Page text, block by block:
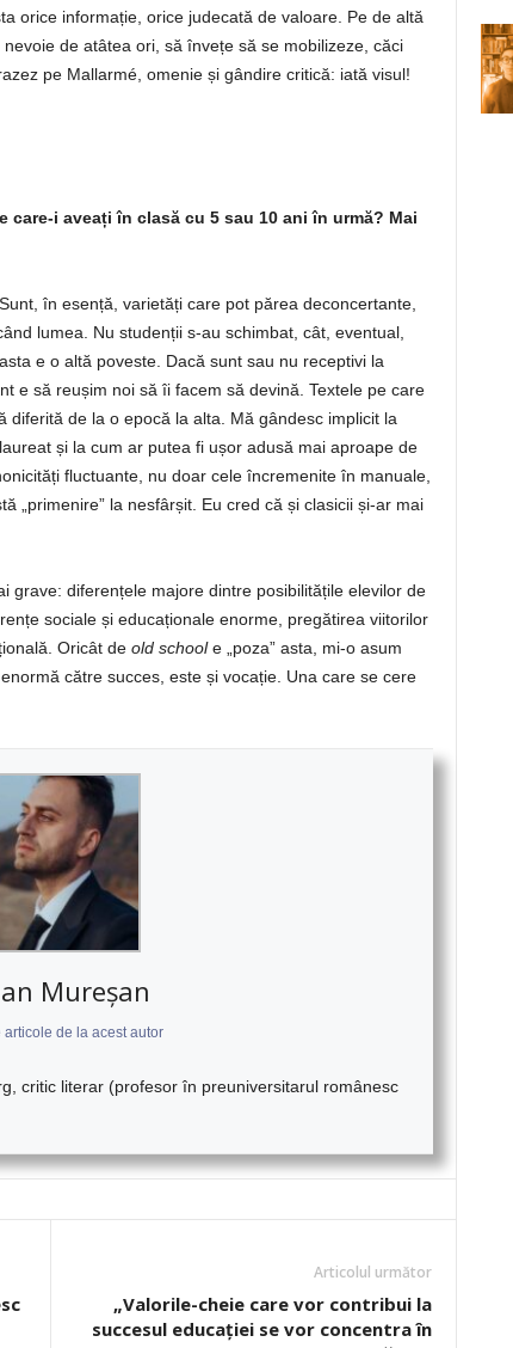
orice informație, orice judecată de valoare. Pe de altă
de atâtea ori, să învețe să se mobilizeze, căci
pe Mallarmé, omenie și gândire critică: iată visul!
i aveați în clasă cu 5 sau 10 ani în urmă? Mai
în esență, varietăți care pot părea deconcertante,
lumea. Nu studenții s-au schimbat, cât, eventual,
e o altă poveste. Dacă sunt sau nu receptivi la
e să reușim noi să îi facem să devină. Textele pe care
diferită de la o epocă la alta. Mă gândesc implicit la
și la cum ar putea fi ușor adusă mai aproape de
fluctuante, nu doar cele încremenite în manuale,
„primenire” la nesfârșit. Eu cred că și clasicii și-ar mai
grave: diferențele majore dintre posibilitățile elevilor de
sociale și educaționale enorme, pregătirea viitorilor
Oricât de old schoole „poza” asta, mi-o asum
către succes, este și vocație. Una care se cere
Mureșan
articole de la acest autor
critic literar (profesor în preuniversitarul românesc
Articolul următor
„Valorile-cheie care vor contribui la
succesul educației se vor concentra în